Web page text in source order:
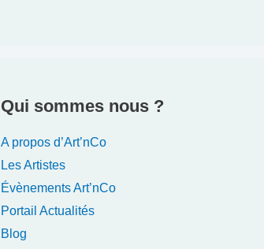
Qui sommes nous ?
A propos d’Art’nCo
Les Artistes
Évènements Art’nCo
Portail Actualités
Blog